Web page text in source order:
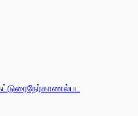
நேர்காணல்பட